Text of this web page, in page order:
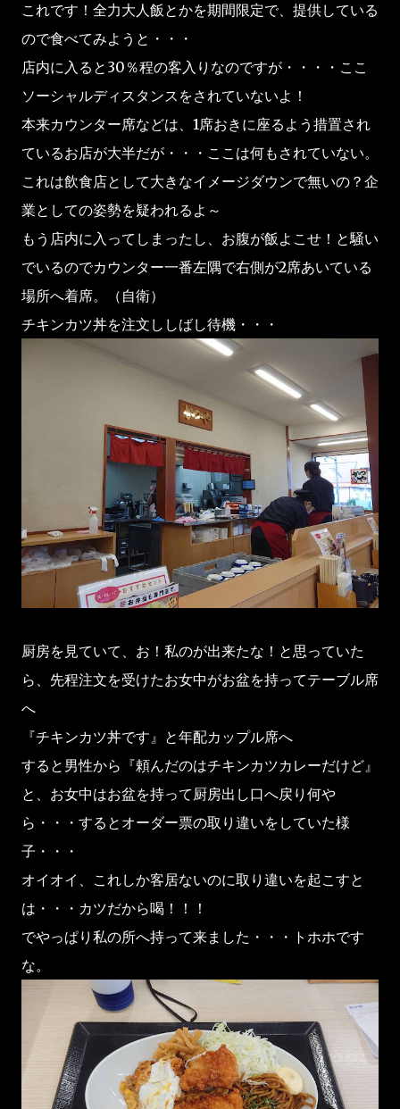
これです！全力大人飯とかを期間限定で、提供している
ので食べてみようと・・・
店内に入ると30％程の客入りなのですが・・・・ここ
ソーシャルディスタンスをされていないよ！
本来カウンター席などは、1席おきに座るよう措置され
ているお店が大半だが・・・ここは何もされていない。
これは飲食店として大きなイメージダウンで無いの？企
業としての姿勢を疑われるよ～
もう店内に入ってしまったし、お腹が飯よこせ！と騒い
でいるのでカウンター一番左隅で右側が2席あいている
場所へ着席。（自衛）
チキンカツ丼を注文ししばし待機・・・
厨房を見ていて、お！私のが出来たな！と思っていた
ら、先程注文を受けたお女中がお盆を持ってテーブル席
へ
『チキンカツ丼です』と年配カップル席へ
すると男性から『頼んだのはチキンカツカレーだけど』
と、お女中はお盆を持って厨房出し口へ戻り何や
ら・・・するとオーダー票の取り違いをしていた様
子・・・
オイオイ、これしか客居ないのに取り違いを起こすと
は・・・カツだから喝！！！
でやっぱり私の所へ持って来ました・・・トホホです
な。